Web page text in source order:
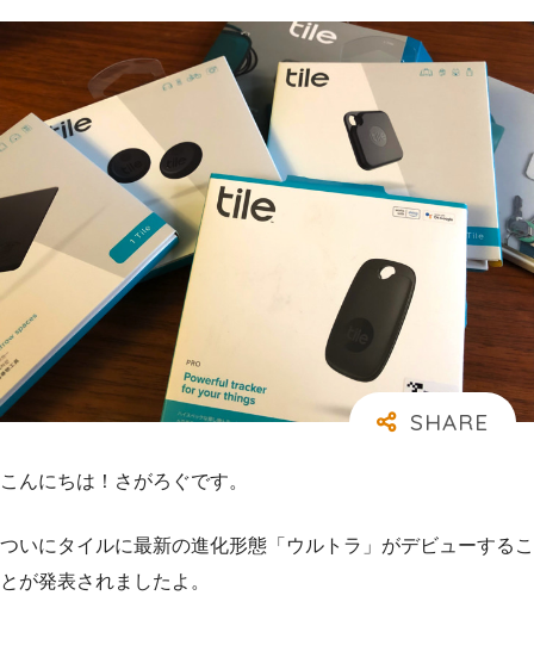
こんにちは！さがろぐです。
ついにタイルに最新の進化形態「ウルトラ」がデビューするこ
とが発表されましたよ。